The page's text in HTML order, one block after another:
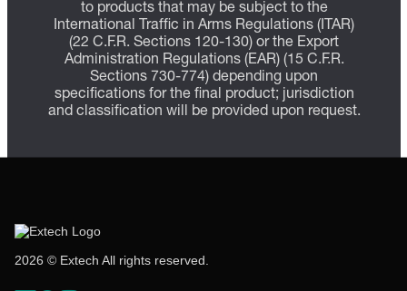
to products that may be subject to the
International Traffic in Arms Regulations (ITAR)
(22 C.F.R. Sections 120-130) or the Export
Administration Regulations (EAR) (15 C.F.R.
Sections 730-774) depending upon
specifications for the final product; jurisdiction
and classification will be provided upon request.
2026 © Extech All rights reserved.